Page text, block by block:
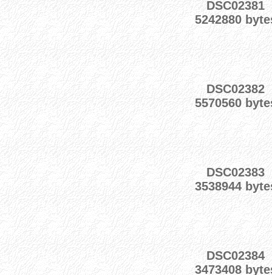
DSC02381
5242880
DSC02382
5570560
DSC02383
3538944
DSC02384
3473408